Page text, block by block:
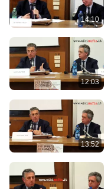
14:10
12:03
13:52